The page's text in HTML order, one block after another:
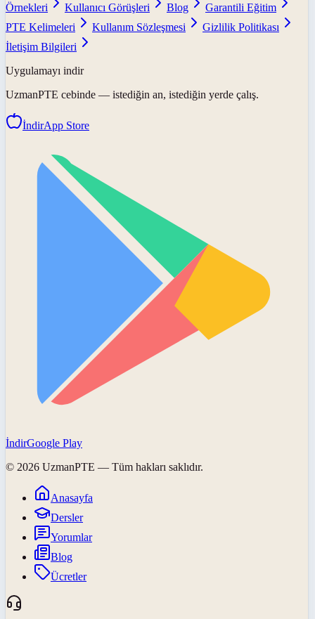
Örnekleri
Kullanıcı Görüşleri Blog
Garantili Eğitim
PTE Kelimeleri
Kullanım Sözleşmesi
Gizlilik Politikası
İletişim Bilgileri
Uygulamayı indir
UzmanPTE cebinde — istediğin an, istediğin yerde çalış.
İndirApp Store
İndirGoogle Play
© 2026 UzmanPTE — Tüm hakları saklıdır.
Anasayfa
Dersler
Yorumlar
Blog
Ücretler